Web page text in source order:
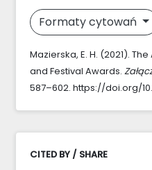
Formaty cytowań
Mazierska, E. H. (2021).
and Festival Awards.
587–602. https://doi.org/
CITED BY / SHARE